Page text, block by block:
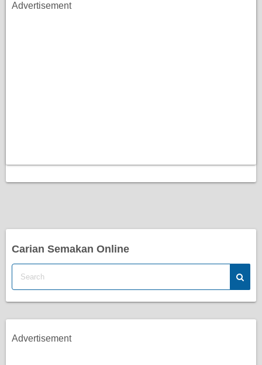
Advertisement
Carian Semakan Online
Advertisement